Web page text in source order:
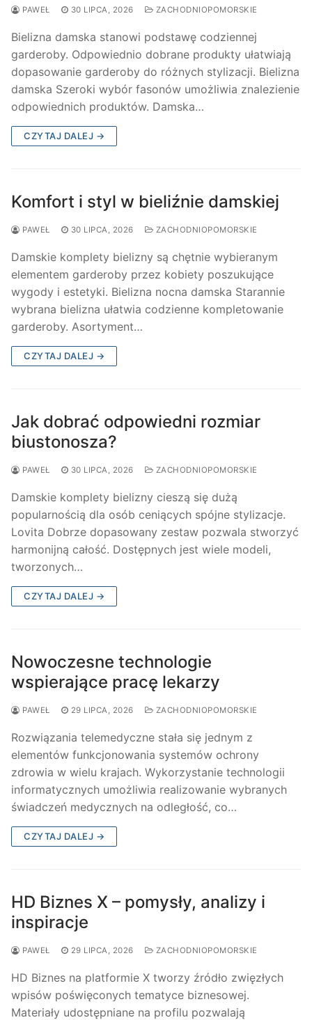
PAWEŁ 30 LIPCA, 2026 ZACHODNIOPOMORSKIE
Bielizna damska stanowi podstawę codziennej
garderoby. Odpowiednio dobrane produkty ułatwiają
dopasowanie garderoby do różnych stylizacji. Bielizna
damska Szeroki wybór fasonów umożliwia znalezienie
odpowiednich produktów. Damska…
CZYTAJ DALEJ →
Komfort i styl w bieliźnie damskiej
PAWEŁ 30 LIPCA, 2026 ZACHODNIOPOMORSKIE
Damskie komplety bielizny są chętnie wybieranym
elementem garderoby przez kobiety poszukujące
wygody i estetyki. Bielizna nocna damska Starannie
wybrana bielizna ułatwia codzienne kompletowanie
garderoby. Asortyment…
CZYTAJ DALEJ →
Jak dobrać odpowiedni rozmiar
biustonosza?
PAWEŁ 30 LIPCA, 2026 ZACHODNIOPOMORSKIE
Damskie komplety bielizny cieszą się dużą
popularnością dla osób ceniących spójne stylizacje.
Lovita Dobrze dopasowany zestaw pozwala stworzyć
harmonijną całość. Dostępnych jest wiele modeli,
tworzonych…
CZYTAJ DALEJ →
Nowoczesne technologie
wspierające pracę lekarzy
PAWEŁ 29 LIPCA, 2026 ZACHODNIOPOMORSKIE
Rozwiązania telemedyczne stała się jednym z
elementów funkcjonowania systemów ochrony
zdrowia w wielu krajach. Wykorzystanie technologii
informatycznych umożliwia realizowanie wybranych
świadczeń medycznych na odległość, co…
CZYTAJ DALEJ →
HD Biznes X – pomysły, analizy i
inspiracje
PAWEŁ 29 LIPCA, 2026 ZACHODNIOPOMORSKIE
HD Biznes na platformie X tworzy źródło zwięzłych
wpisów poświęconych tematyce biznesowej.
Materiały udostępniane na profilu pozwalają